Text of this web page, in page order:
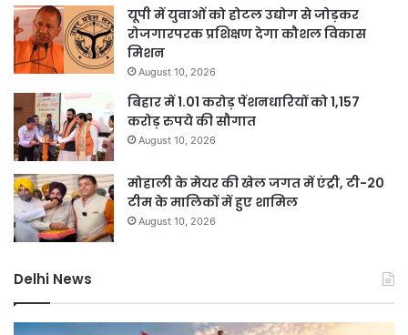
यूपी में युवाओं को होटल उद्योग से जोड़कर
रोजगारपरक प्रशिक्षण देगा कौशल विकास
मिशन
August 10, 2026
बिहार में 1.01 करोड़ पेंशनधारियों को 1,157
करोड़ रुपये की सौगात
August 10, 2026
मोहाली के मेयर की खेल जगत में एंट्री, टी-20
टीम के मालिकों में हुए शामिल
August 10, 2026
Delhi News
दिल्ली